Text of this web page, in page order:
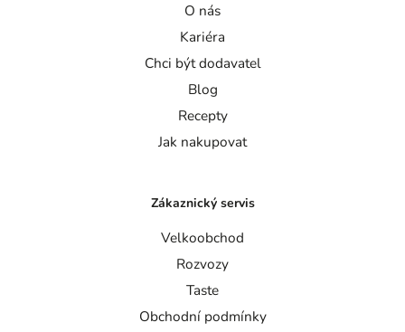
O nás
Kariéra
Chci být dodavatel
Blog
Recepty
Jak nakupovat
Zákaznický servis
Velkoobchod
Rozvozy
Taste
Obchodní podmínky